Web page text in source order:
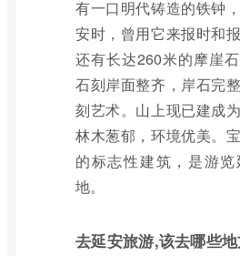
有一口明代铸造的铁钟
安时，曾用它来报时和
还有长达260米的摩崖
石刻岸面整齐，岸石完
刻艺术。山上现已建成
林木葱郁，环境优美。
的标志性建筑，是游
地。
去延安旅游,该去哪些